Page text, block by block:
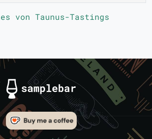
von Taunus-Tastings